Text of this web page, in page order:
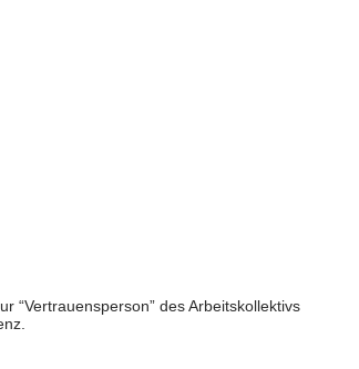
“Vertrauensperson” des Arbeitskollektivs